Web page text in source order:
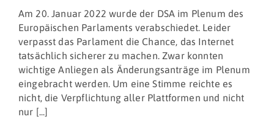
Am 20. Januar 2022 wurde der DSA im Plenum des
Europäischen Parlaments verabschiedet. Leider
verpasst das Parlament die Chance, das Internet
tatsächlich sicherer zu machen. Zwar konnten
wichtige Anliegen als Änderungsanträge im Plenum
eingebracht werden. Um eine Stimme reichte es
nicht, die Verpflichtung aller Plattformen und nicht
nur [...]